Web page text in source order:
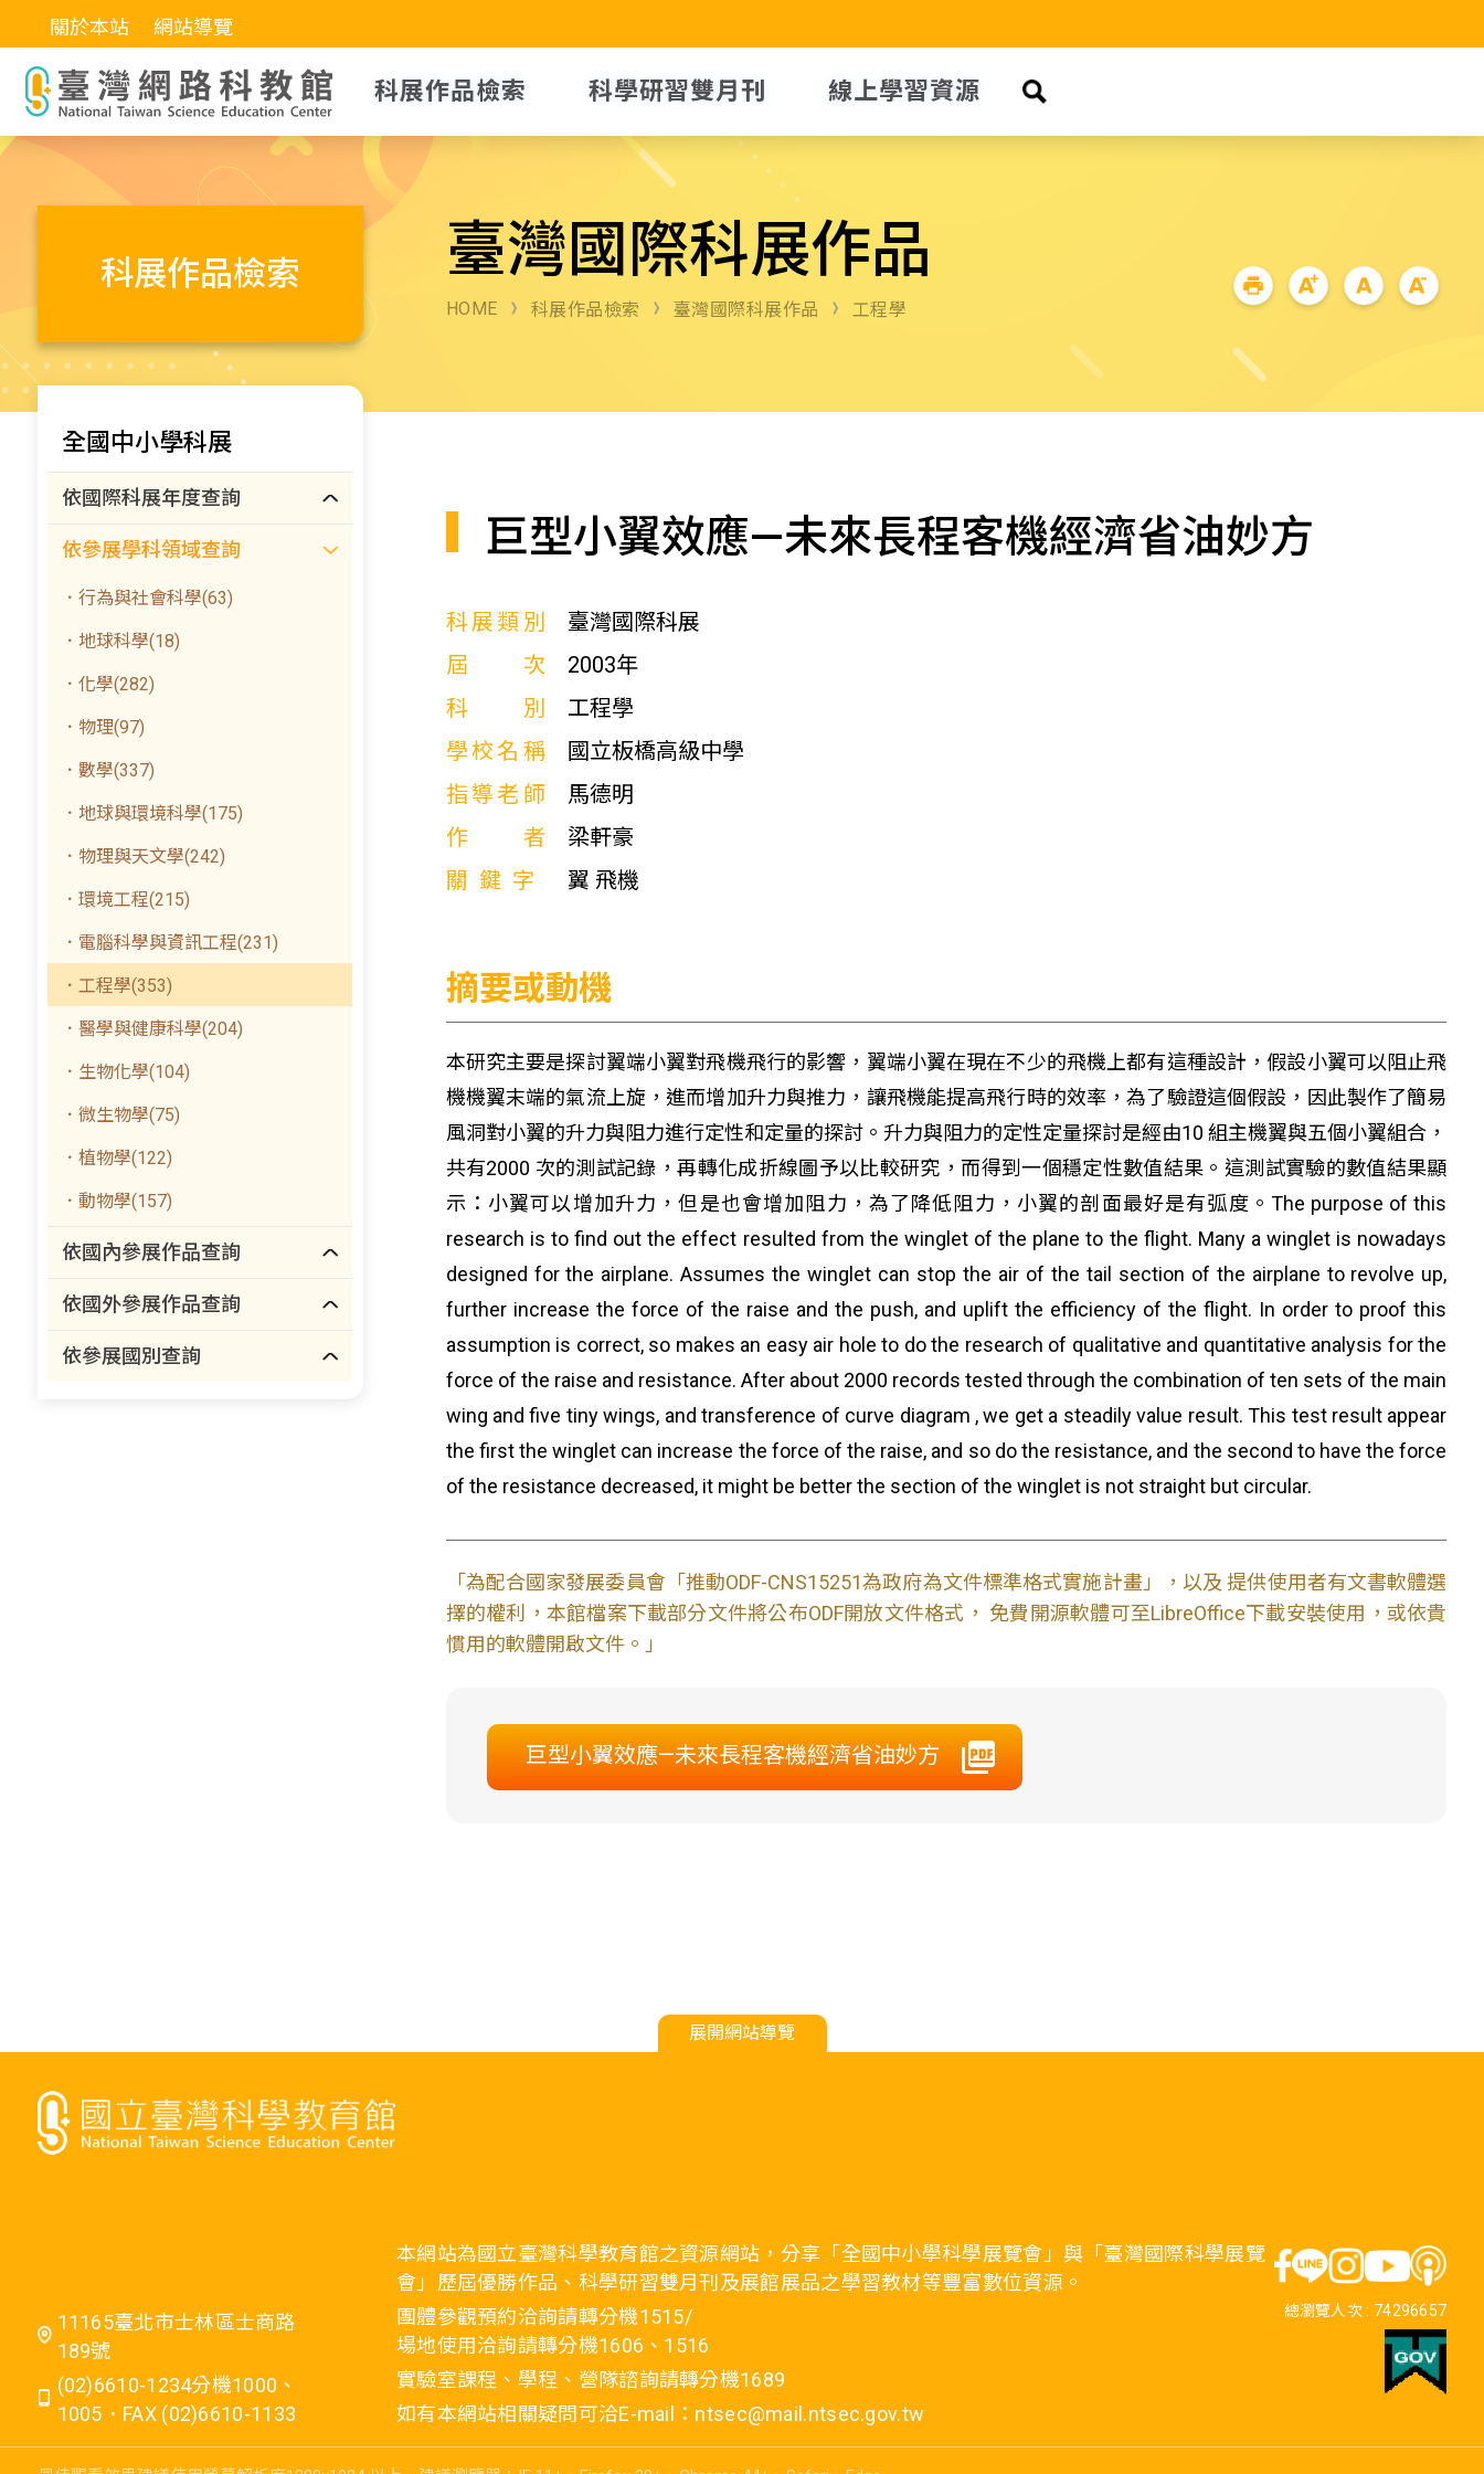
關於本站 網站導覽
科展作品檢索 科學研習雙月刊 線上學習資源
科展作品檢索 臺灣國際科展作品
HOME 科展作品檢索 臺灣國際科展作品 工程學
全國中小學科展
依國際科展年度查詢
依參展學科領域查詢
．行為與社會科學(63)
．地球科學(18)
．化學(282)
．物理(97)
．數學(337)
．地球與環境科學(175)
．物理與天文學(242)
．環境工程(215)
．電腦科學與資訊工程(231)
．工程學(353)
．醫學與健康科學(204)
．生物化學(104)
．微生物學(75)
．植物學(122)
．動物學(157)
依國內參展作品查詢
依國外參展作品查詢
依參展國別查詢
巨型小翼效應—未來長程客機經濟省油妙方
科展類別
臺灣國際科展
屆次
2003年
科別
工程學
學校名稱
國立板橋高級中學
指導老師
馬德明
作者
梁軒豪
關鍵字
翼 飛機
摘要或動機
本研究主要是探討翼端小翼對飛機飛行的影響，翼端小翼在現在不少的飛機上都有這種設計，假設小翼可以阻止飛
機機翼末端的氣流上旋，進而增加升力與推力，讓飛機能提高飛行時的效率，為了驗證這個假設，因此製作了簡易
風洞對小翼的升力與阻力進行定性和定量的探討。升力與阻力的定性定量探討是經由10 組主機翼與五個小翼組合，
共有2000 次的測試記錄，再轉化成折線圖予以比較研究，而得到一個穩定性數值結果。這測試實驗的數值結果顯
示：小翼可以增加升力，但是也會增加阻力，為了降低阻力，小翼的剖面最好是有弧度。The purpose of this
research is to find out the effect resulted from the winglet of the plane to the flight. Many a winglet is nowadays
designed for the airplane. Assumes the winglet can stop the air of the tail section of the airplane to revolve up,
further increase the force of the raise and the push, and uplift the efficiency of the flight. In order to proof this
assumption is correct, so makes an easy air hole to do the research of qualitative and quantitative analysis for the
force of the raise and resistance. After about 2000 records tested through the combination of ten sets of the main
wing and five tiny wings, and transference of curve diagram , we get a steadily value result. This test result appear
the first the winglet can increase the force of the raise, and so do the resistance, and the second to have the force
of the resistance decreased, it might be better the section of the winglet is not straight but circular.
「為配合國家發展委員會「推動ODF-CNS15251為政府為文件標準格式實施計畫」，以及 提供使用者有文書軟體選
擇的權利，本館檔案下載部分文件將公布ODF開放文件格式， 免費開源軟體可至LibreOffice下載安裝使用，或依貴
慣用的軟體開啟文件。」
巨型小翼效應—未來長程客機經濟省油妙方
展開網站導覽
11165臺北市士林區士商路
189號
(02)6610-1234分機1000、
1005．FAX (02)6610-1133
本網站為國立臺灣科學教育館之資源網站，分享「全國中小學科學展覽會」與「臺灣國際科學展覽
會」歷屆優勝作品、科學研習雙月刊及展館展品之學習教材等豐富數位資源。
團體參觀預約洽詢請轉分機1515/
場地使用洽詢請轉分機1606、1516
實驗室課程、學程、營隊諮詢請轉分機1689
如有本網站相關疑問可洽E-mail：ntsec@mail.ntsec.gov.tw
總瀏覽人次 : 74296657